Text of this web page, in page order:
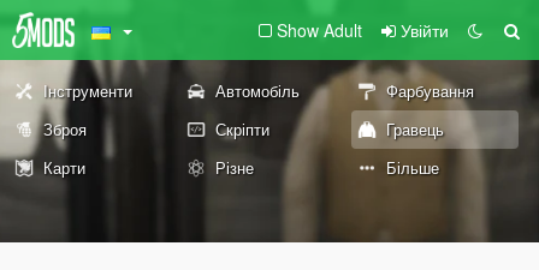
Show Adult Увійти
Інструменти Автомобіль
Фарбування
Зброя
Скріпти
Гравець
Карти
Різне Більше